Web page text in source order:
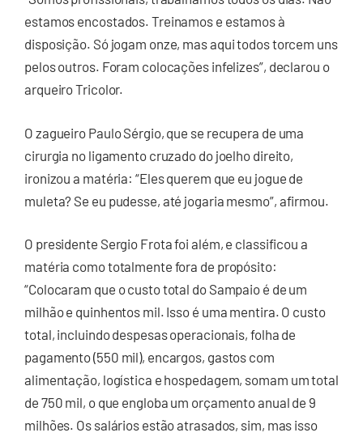
estamos encostados. Treinamos e estamos à
disposição. Só jogam onze, mas aqui todos torcem uns
pelos outros. Foram colocações infelizes”, declarou o
arqueiro Tricolor.
O zagueiro Paulo Sérgio, que se recupera de uma
cirurgia no ligamento cruzado do joelho direito,
ironizou a matéria: “Eles querem que eu jogue de
muleta? Se eu pudesse, até jogaria mesmo”, afirmou.
O presidente Sergio Frota foi além, e classificou a
matéria como totalmente fora de propósito:
“Colocaram que o custo total do Sampaio é de um
milhão e quinhentos mil. Isso é uma mentira. O custo
total, incluindo despesas operacionais, folha de
pagamento (550 mil), encargos, gastos com
alimentação, logística e hospedagem, somam um total
de 750 mil, o que engloba um orçamento anual de 9
milhões. Os salários estão atrasados, sim, mas isso